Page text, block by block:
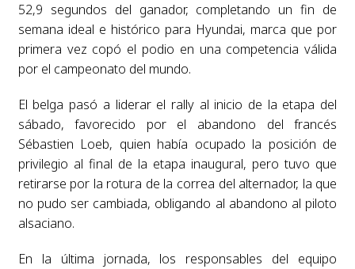
52,9 segundos del ganador, completando un fin de
semana ideal e histórico para Hyundai, marca que por
primera vez copó el podio en una competencia válida
por el campeonato del mundo.
El belga pasó a liderar el rally al inicio de la etapa del
sábado, favorecido por el abandono del francés
Sébastien Loeb, quien había ocupado la posición de
privilegio al final de la etapa inaugural, pero tuvo que
retirarse por la rotura de la correa del alternador, la que
no pudo ser cambiada, obligando al abandono al piloto
alsaciano.
En la última jornada, los responsables del equipo